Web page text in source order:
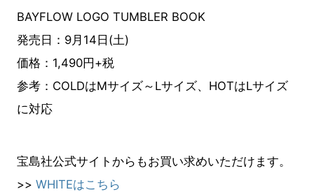
BAYFLOW LOGO TUMBLER BOOK
発売日：9月14日(土)
価格：1,490円+税
参考：COLDはMサイズ～Lサイズ、HOTはLサイズ
に対応
宝島社公式サイトからもお買い求めいただけます。
>> WHITEはこちら